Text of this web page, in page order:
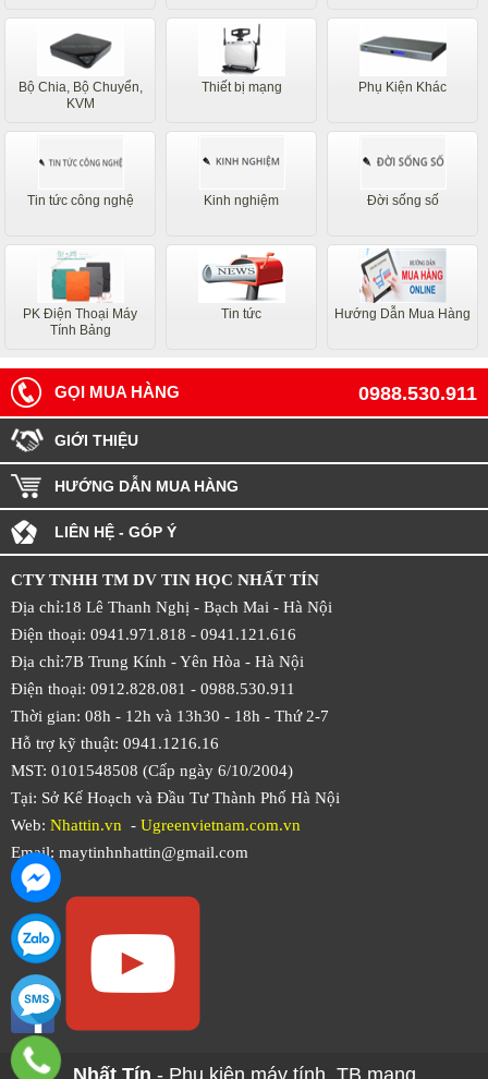
Bộ Chia, Bộ Chuyển,
KVM
Thiết bị mạng Phụ Kiện Khác
Tin tức công nghệ Kinh nghiệm Đời sống số
PK Điện Thoại Máy
Tính Bảng
Tin tức Hướng Dẫn Mua Hàng
0988.530.911
GỌI MUA HÀNG
GIỚI THIỆU
HƯỚNG DẪN MUA HÀNG
LIÊN HỆ - GÓP Ý
CTY TNHH TM DV TIN HỌC NHẤT TÍN
Địa chỉ:18 Lê Thanh Nghị - Bạch Mai - Hà Nội
Điện thoại: 0941.971.818 - 0941.121.616
Địa chỉ:7B Trung Kính - Yên Hòa - Hà Nội
Điện thoại: 0912.828.081 - 0988.530.911
Thời gian: 08h - 12h và 13h30 - 18h - Thứ 2-7
Hỗ trợ kỹ thuật: 0941.1216.16
MST: 0101548508 (Cấp ngày 6/10/2004)
Tại: Sở Kế Hoạch và Đầu Tư Thành Phố Hà Nội
Web: Nhattin.vn - Ugreenvietnam.com.vn
Email: maytinhnhattin@gmail.com